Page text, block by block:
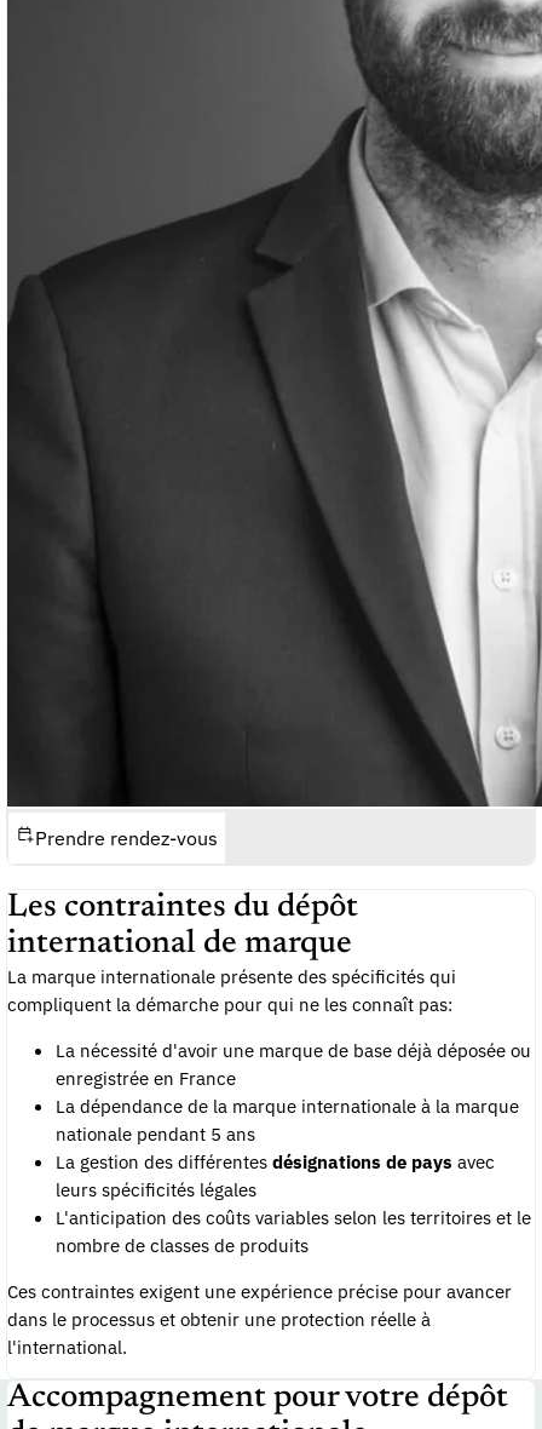
Prendre rendez-vous
Les contraintes du dépôt
international de marque
La marque internationale présente des spécificités qui
compliquent la démarche pour qui ne les connaît pas:
La nécessité d'avoir une marque de base déjà déposée ou
enregistrée en France
La dépendance de la marque internationale à la marque
nationale pendant 5 ans
La gestion des différentes désignations de pays avec
leurs spécificités légales
L'anticipation des coûts variables selon les territoires et le
nombre de classes de produits
Ces contraintes exigent une expérience précise pour avancer
dans le processus et obtenir une protection réelle à
l'international.
Accompagnement pour votre dépôt